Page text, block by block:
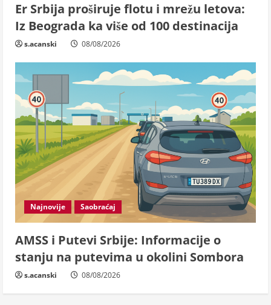
Er Srbija proširuje flotu i mrežu letova:
Iz Beograda ka više od 100 destinacija
s.acanski 08/08/2026
Najnovije Saobraćaj
AMSS i Putevi Srbije: Informacije o
stanju na putevima u okolini Sombora
s.acanski 08/08/2026